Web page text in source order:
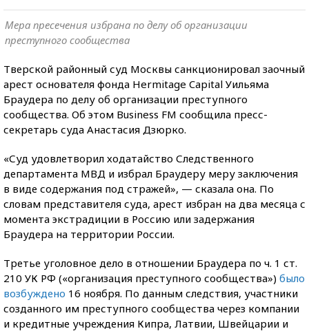
Мера пресечения избрана по делу об организации
преступного сообщества
Тверской районный суд Москвы санкционировал заочный
арест основателя фонда Hermitage Capital Уильяма
Браудера по делу об организации преступного
сообщества. Об этом Business FM сообщила пресс-
секретарь суда Анастасия Дзюрко.
«Суд удовлетворил ходатайство Следственного
департамента МВД и избрал Браудеру меру заключения
в виде содержания под стражей», — сказала она. По
словам представителя суда, арест избран на два месяца с
момента экстрадиции в Россию или задержания
Браудера на территории России.
Третье уголовное дело в отношении Браудера по ч. 1 ст.
210 УК РФ («организация преступного сообщества») было
возбуждено 16 ноября. По данным следствия, участники
созданного им преступного сообщества через компании
и кредитные учреждения Кипра, Латвии, Швейцарии и